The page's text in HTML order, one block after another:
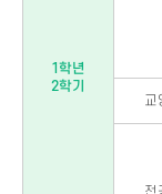
1학년
2학기
교